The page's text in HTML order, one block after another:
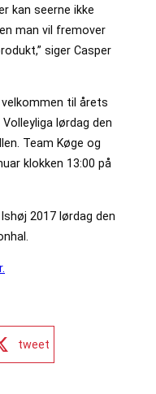
kan seerne ikke
man vil fremover
siger Casper
velkommen til årets
lørdag den
Team Køge og
klokken 13:00 på
2017 lørdag den
tweet